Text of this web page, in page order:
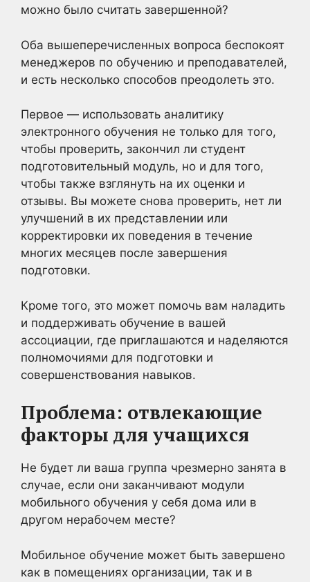
можно было считать завершенной?
Оба вышеперечисленных вопроса беспокоят
менеджеров по обучению и преподавателей,
и есть несколько способов преодолеть это.
Первое — использовать аналитику
электронного обучения не только для того,
чтобы проверить, закончил ли студент
подготовительный модуль, но и для того,
чтобы также взглянуть на их оценки и
отзывы. Вы можете снова проверить, нет ли
улучшений в их представлении или
корректировки их поведения в течение
многих месяцев после завершения
подготовки.
Кроме того, это может помочь вам наладить
и поддерживать обучение в вашей
ассоциации, где приглашаются и наделяются
полномочиями для подготовки и
совершенствования навыков.
Проблема: отвлекающие
факторы для учащихся
Не будет ли ваша группа чрезмерно занята в
случае, если они заканчивают модули
мобильного обучения у себя дома или в
другом нерабочем месте?
Мобильное обучение может быть завершено
как в помещениях организации, так и в